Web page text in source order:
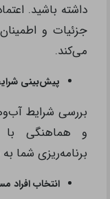
داشته باشید.
جزئیات و
می‌کند.
پیش‌بینی
بررسی شرایط
و هماهنگی با
برنامه‌ریزی شما
انتخاب افراد